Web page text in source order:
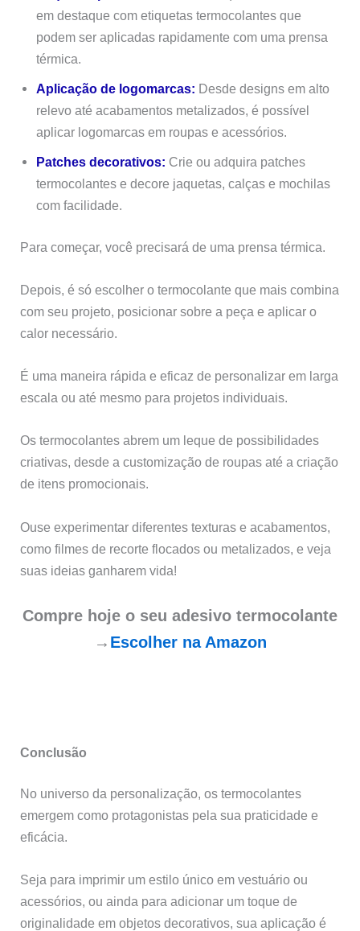
em destaque com etiquetas termocolantes que
podem ser aplicadas rapidamente com uma prensa
térmica.
Aplicação de logomarcas: Desde designs em alto
relevo até acabamentos metalizados, é possível
aplicar logomarcas em roupas e acessórios.
Patches decorativos: Crie ou adquira patches
termocolantes e decore jaquetas, calças e mochilas
com facilidade.
Para começar, você precisará de uma prensa térmica.
Depois, é só escolher o termocolante que mais combina
com seu projeto, posicionar sobre a peça e aplicar o
calor necessário.
É uma maneira rápida e eficaz de personalizar em larga
escala ou até mesmo para projetos individuais.
Os termocolantes abrem um leque de possibilidades
criativas, desde a customização de roupas até a criação
de itens promocionais.
Ouse experimentar diferentes texturas e acabamentos,
como filmes de recorte flocados ou metalizados, e veja
suas ideias ganharem vida!
Compre hoje o seu adesivo termocolante
→ Escolher na Amazon
Conclusão
No universo da personalização, os termocolantes
emergem como protagonistas pela sua praticidade e
eficácia.
Seja para imprimir um estilo único em vestuário ou
acessórios, ou ainda para adicionar um toque de
originalidade em objetos decorativos, sua aplicação é